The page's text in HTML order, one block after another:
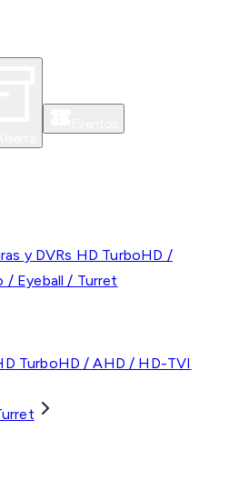
y DVRs HD TurboHD /
/ Eyeball / Turret
TurboHD / AHD / HD-TVI